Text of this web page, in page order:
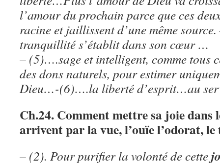
l’amour du prochain parce que ces
racine et jaillissent d’une même
tranquillité s’établit dans son cœur …
– (5)….sage et intelligent, comme tous
des dons naturels, pour estimer
Dieu…-(6)….la liberté d’esprit…au
Ch.24. Comment mettre sa joie dans
arrivent par la vue, l’ouïe l’odorat,
– (2). Pour purifier la volonté de cette